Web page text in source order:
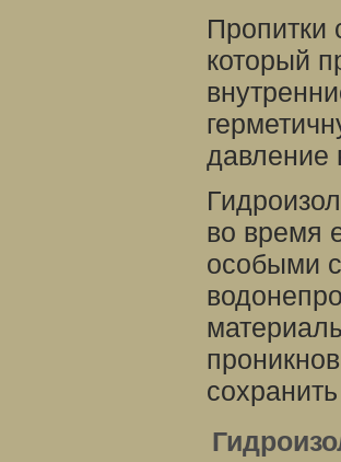
Пропитки
который
давление
во время
особыми